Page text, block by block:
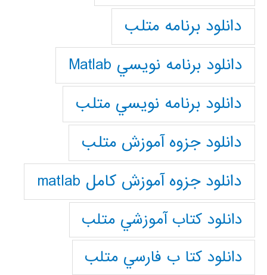
دانلود برنامه متلب
دانلود برنامه نويسي Matlab
دانلود برنامه نويسي متلب
دانلود جزوه آموزش متلب
دانلود جزوه آموزش کامل matlab
دانلود كتاب آموزشي متلب
دانلود كتا ب فارسي متلب